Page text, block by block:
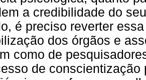
a credibilidade do
é preciso reverter
dos órgãos e
como de
de